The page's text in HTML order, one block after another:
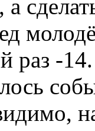
а
раз -14.